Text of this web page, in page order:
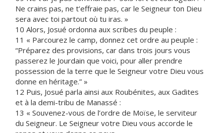
Ne crains pas, ne t’effraie pas, car le Seigneur ton Dieu
sera avec toi partout où tu iras. »
10 Alors, Josué ordonna aux scribes du peuple :
11 « Parcourez le camp, donnez cet ordre au peuple :
“Préparez des provisions, car dans trois jours vous
passerez le Jourdain que voici, pour aller prendre
possession de la terre que le Seigneur votre Dieu vous
donne en héritage.” »
12 Puis, Josué parla ainsi aux Roubénites, aux Gadites
et à la demi-tribu de Manassé :
13 « Souvenez-vous de l’ordre de Moïse, le serviteur
du Seigneur. Le Seigneur votre Dieu vous accorde le